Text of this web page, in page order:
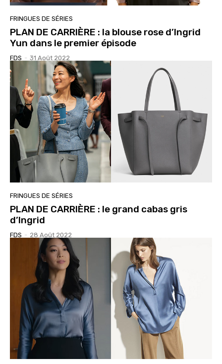
FRINGUES DE SÉRIES
PLAN DE CARRIÈRE : la blouse rose d’Ingrid
Yun dans le premier épisode
FDS - 31 Août 2022
FRINGUES DE SÉRIES
PLAN DE CARRIÈRE : le grand cabas gris
d’Ingrid
FDS - 28 Août 2022